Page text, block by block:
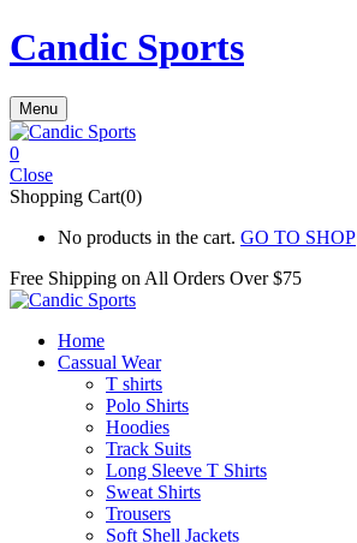
Candic Sports
Menu
0
Close
Shopping Cart(0)
No products in the cart. GO TO SHOP
Free Shipping on All Orders Over $75
Home
Cassual Wear
T shirts
Polo Shirts
Hoodies
Track Suits
Long Sleeve T Shirts
Sweat Shirts
Trousers
Soft Shell Jackets